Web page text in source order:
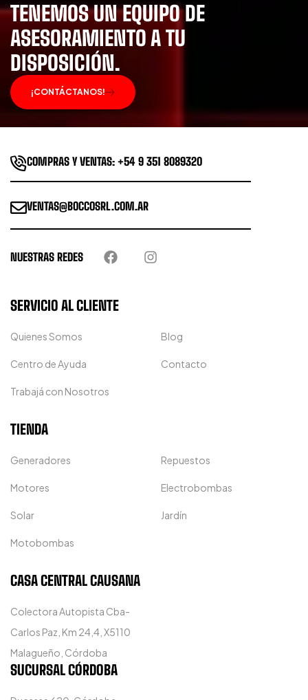
TENEMOS UN EQUIPO DE
ASESORAMIENTO A TU
DISPOSICIÓN.
¡CONTÁCTANOS!
COMPRAS Y VENTAS: +54 9 351 8089320
VENTAS@BOCCOSRL.COM.AR
NUESTRAS REDES
SERVICIO AL CLIENTE
Quienes Somos Blog
Centro de Ayuda Contacto
Trabajá con Nosotros
TIENDA
Generadores Repuestos
Motores Electrobombas
Solar Jardín
Motobombas
CASA CENTRAL CAUSANA
Colectora Autopista Cba-
Carlos Paz, Km 24,4, X5110
Malagueño, Córdoba
SUCURSAL CÓRDOBA